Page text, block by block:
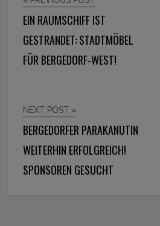
EIN RAUMSCHIFF IST
GESTRANDET: STADTMÖBEL
FÜR BERGEDORF-WEST!
NEXT POST »
BERGEDORFER PARAKANUTIN
WEITERHIN ERFOLGREICH!
SPONSOREN GESUCHT